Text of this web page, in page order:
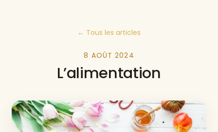
← Tous les articles
8 AOÛT 2024
L’alimentation